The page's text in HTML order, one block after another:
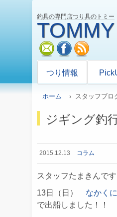
釣具の専門店つり具のトミー
TOMMY
mail facebook
つり情報
ホーム › スタッフブロ
ジギング釣
2015.12.13 コラム
スタッフたまきんです
13日（日） なかく
で出船しました！！